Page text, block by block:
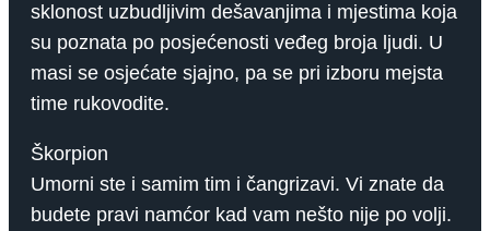
sklonost uzbudljivim dešavanjima i mjestima koja
su poznata po posjećenosti veđeg broja ljudi. U
masi se osjećate sjajno, pa se pri izboru mejsta
time rukovodite.
Škorpion
Umorni ste i samim tim i čangrizavi. Vi znate da
budete pravi namćor kad vam nešto nije po volji.